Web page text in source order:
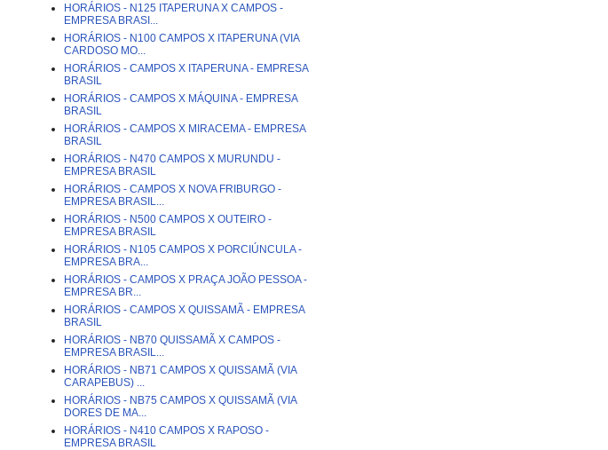
HORÁRIOS - N125 ITAPERUNA X CAMPOS -
EMPRESA BRASI...
HORÁRIOS - N100 CAMPOS X ITAPERUNA (VIA
CARDOSO MO...
HORÁRIOS - CAMPOS X ITAPERUNA - EMPRESA
BRASIL
HORÁRIOS - CAMPOS X MÁQUINA - EMPRESA
BRASIL
HORÁRIOS - CAMPOS X MIRACEMA - EMPRESA
BRASIL
HORÁRIOS - N470 CAMPOS X MURUNDU -
EMPRESA BRASIL
HORÁRIOS - CAMPOS X NOVA FRIBURGO -
EMPRESA BRASIL...
HORÁRIOS - N500 CAMPOS X OUTEIRO -
EMPRESA BRASIL
HORÁRIOS - N105 CAMPOS X PORCIÚNCULA -
EMPRESA BRA...
HORÁRIOS - CAMPOS X PRAÇA JOÃO PESSOA -
EMPRESA BR...
HORÁRIOS - CAMPOS X QUISSAMÃ - EMPRESA
BRASIL
HORÁRIOS - NB70 QUISSAMÃ X CAMPOS -
EMPRESA BRASIL...
HORÁRIOS - NB71 CAMPOS X QUISSAMÃ (VIA
CARAPEBUS) ...
HORÁRIOS - NB75 CAMPOS X QUISSAMÃ (VIA
DORES DE MA...
HORÁRIOS - N410 CAMPOS X RAPOSO -
EMPRESA BRASIL